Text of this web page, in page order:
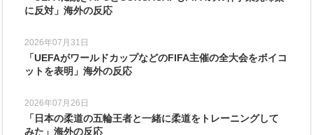
に反対」海外の反応
2026年07月31日
「UEFAがワールドカップなどのFIFA主催の全大会をボイコ
ットを表明」海外の反応
2026年07月26日
「日本の柔道の五輪王者と一緒に柔道をトレーニングして
みた」海外の反応